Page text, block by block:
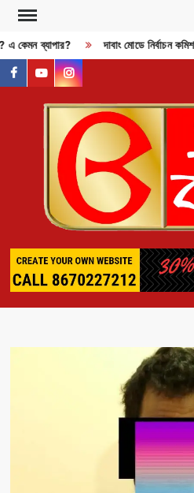
Skip
content
এ কেমন ব্যাপার? দাবাং মোডে নির্বাচন
facebook
youtubeinstagram